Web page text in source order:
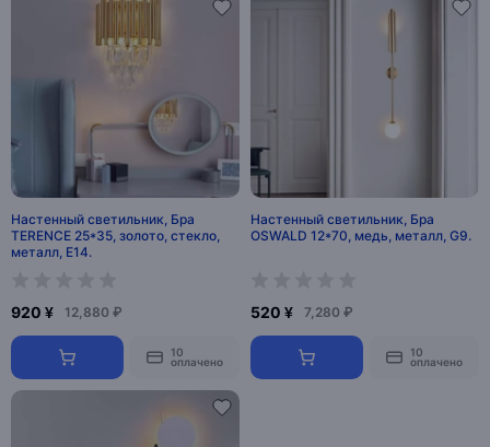
Настенный светильник, Бра
TERENCE 25*35, золото, стекло,
металл, Е14.
920 ¥ 12,880 ₽
10
оплачено
Настенный светильник, Бра
OSWALD 12*70, медь, металл, G9.
520 ¥ 7,280 ₽
10
оплачено